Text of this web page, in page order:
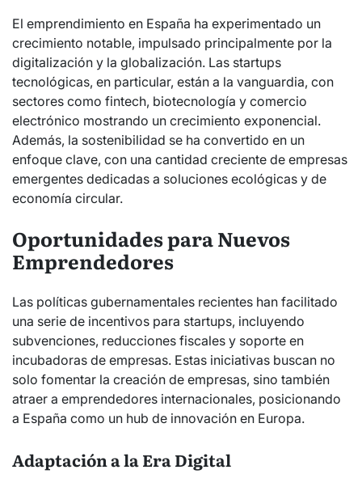
El emprendimiento en España ha experimentado un
crecimiento notable, impulsado principalmente por la
digitalización y la globalización. Las startups
tecnológicas, en particular, están a la vanguardia, con
sectores como fintech, biotecnología y comercio
electrónico mostrando un crecimiento exponencial.
Además, la sostenibilidad se ha convertido en un
enfoque clave, con una cantidad creciente de empresas
emergentes dedicadas a soluciones ecológicas y de
economía circular.
Oportunidades para Nuevos
Emprendedores
Las políticas gubernamentales recientes han facilitado
una serie de incentivos para startups, incluyendo
subvenciones, reducciones fiscales y soporte en
incubadoras de empresas. Estas iniciativas buscan no
solo fomentar la creación de empresas, sino también
atraer a emprendedores internacionales, posicionando
a España como un hub de innovación en Europa.
Adaptación a la Era Digital